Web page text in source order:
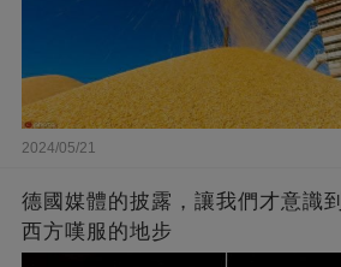
2024/05/21
德國媒體的披露，讓我們才意識
西方嘆服的地步